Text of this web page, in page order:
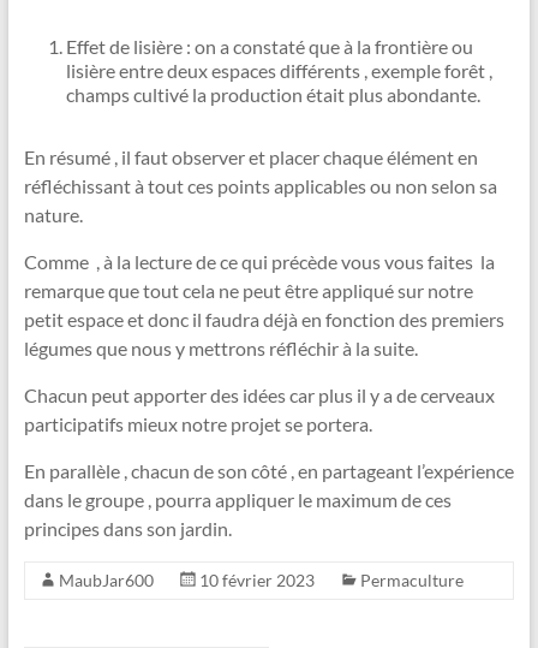
Effet de lisière : on a constaté que à la frontière ou
lisière entre deux espaces différents , exemple forêt ,
champs cultivé la production était plus abondante.
En résumé , il faut observer et placer chaque élément en
réfléchissant à tout ces points applicables ou non selon sa
nature.
Comme , à la lecture de ce qui précède vous vous faites la
remarque que tout cela ne peut être appliqué sur notre
petit espace et donc il faudra déjà en fonction des premiers
légumes que nous y mettrons réfléchir à la suite.
Chacun peut apporter des idées car plus il y a de cerveaux
participatifs mieux notre projet se portera.
En parallèle , chacun de son côté , en partageant l’expérience
dans le groupe , pourra appliquer le maximum de ces
principes dans son jardin.
MaubJar600 10 février 2023 Permaculture